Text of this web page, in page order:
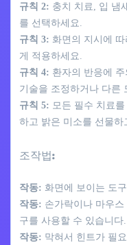
규칙 2: 충치 치료, 입 냄
를 선택하세요.
규칙 3: 화면의 지시에
게 적용하세요.
규칙 4: 환자의 반응에
기술을 조정하거나 다른
규칙 5: 모든 필수 치료
하고 밝은 미소를 선물하
조작법:
작동: 화면에 보이는 도
작동: 손가락이나 마우
구를 사용할 수 있습니다.
작동: 막혀서 힌트가 필